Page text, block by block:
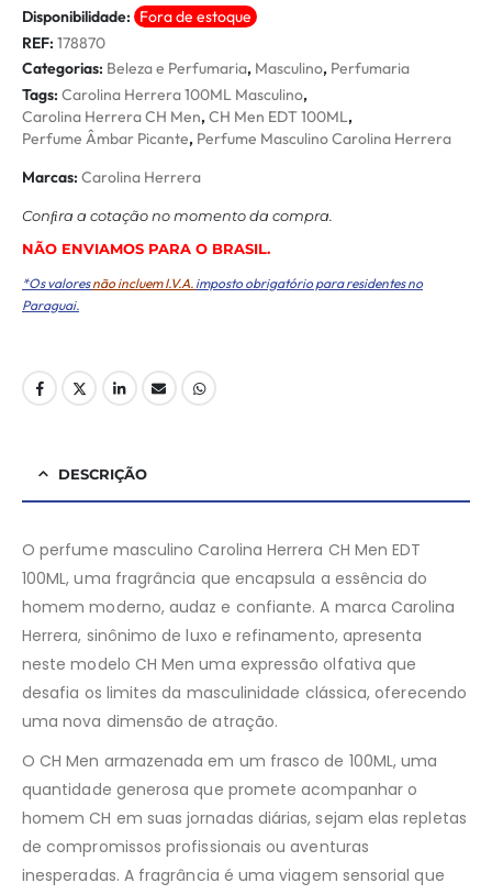
Disponibilidade: Fora de estoque
REF: 178870
Categorias: Beleza e Perfumaria, Masculino, Perfumaria
Tags: Carolina Herrera 100ML Masculino,
Carolina Herrera CH Men,CH Men EDT 100ML,
Perfume Âmbar Picante, Perfume Masculino Carolina Herrera
Marcas: Carolina Herrera
Conﬁra a cotação no momento da compra.
NÃO ENVIAMOS PARA O BRASIL.
*Os valoresnão incluem I.V.A. imposto obrigatório para residentes no
Paraguai.
DESCRIÇÃO
O perfume masculino Carolina Herrera CH Men EDT
100ML, uma fragrância que encapsula a essência do
homem moderno, audaz e confiante. A marca Carolina
Herrera, sinônimo de luxo e refinamento, apresenta
neste modelo CH Men uma expressão olfativa que
desafia os limites da masculinidade clássica, oferecendo
uma nova dimensão de atração.
O CH Men armazenada em um frasco de 100ML, uma
quantidade generosa que promete acompanhar o
homem CH em suas jornadas diárias, sejam elas repletas
de compromissos profissionais ou aventuras
inesperadas. A fragrância é uma viagem sensorial que